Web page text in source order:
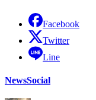
Facebook
Twitter
Line
NewsSocial